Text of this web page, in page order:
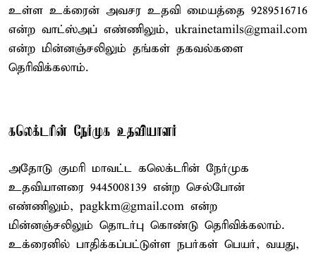
உள்ள உக்ரைன் அவசர உதவி மையத்தை 9289516716
என்ற வாட்ஸ்அப் எண்ணிலும், ukrainetamils@gmail.com
என்ற மின்னஞ்சலிலும் தங்கள் தகவல்களை
தெரிவிக்கலாம்.
கலெக்டரின் நேர்முக உதவியாளர்
அதோடு குமரி மாவட்ட கலெக்டரின் நேர்முக
உதவியாளரை 9445008139 என்ற செல்போன்
எண்ணிலும், pagkkm@gmail.com என்ற
மின்னஞ்சலிலும் தொடர்பு கொண்டு தெரிவிக்கலாம்.
உக்ரைனில் பாதிக்கப்பட்டுள்ள நபர்கள் பெயர், வயது,